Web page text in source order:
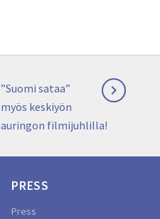

Next
post:
”Suomi sataa”
myös keskiyön
auringon filmijuhlilla!
PRESS
Press